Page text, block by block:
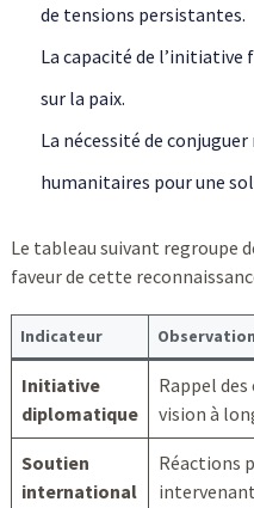
de tensions persistantes.
La capacité de l’initiative
sur la paix.
La nécessité de
humanitaires pour une
Le tableau suivant regroupe
faveur de cette
Indicateur Observation
Initiative
diplomatique
Rappel
vision à
Soutien
international
Réactions
intervenant